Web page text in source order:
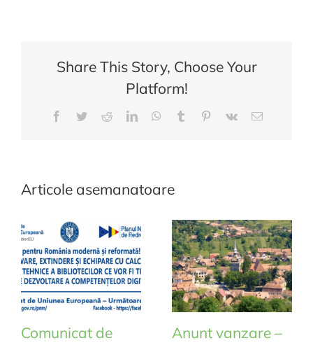
Informare
catre
diaspora
ca
fermieri
Share This Story, Choose Your
Platform!
Facebook
TwitterRedditLinkedInWhatsApp
Tumblr Pinterest
Vk
E-
Articole asemanatoare
Comunicat de
Anunt vanzare –